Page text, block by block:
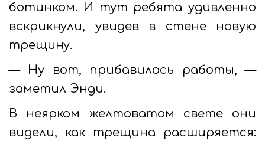
ботинком. И тут ребята удивленно
вскрикнули, увидев в стене новую
трещину.
— Ну вот, прибавилось работы, —
заметил Энди.
В неярком желтоватом свете они
видели, как трещина расширяется: